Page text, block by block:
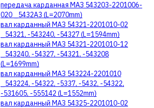
передача карданная МАЗ 543203-2201006-
020 _5432А3 (L=2070mm)
вал карданный МАЗ 54321-2201010-02
_54321, -543240, -54327 (L=1594mm)
вал карданный МАЗ 54321-2201010-12
_543240, -54327, -54321, -543208
(L=1699mm)
вал карданный МАЗ 543224-2201010
_543224, -54322, -5337, -5432, -54322,
-531605, -555142 (L=1552mm)
вал карданный МАЗ 54325-2201010-02